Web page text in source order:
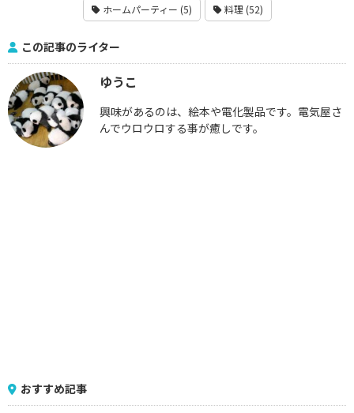
ホームパーティー (5) 料理 (52)
この記事のライター
ゆうこ
興味があるのは、絵本や電化製品です。電気屋さ
んでウロウロする事が癒しです。
おすすめ記事